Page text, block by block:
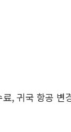
, 귀국 항공